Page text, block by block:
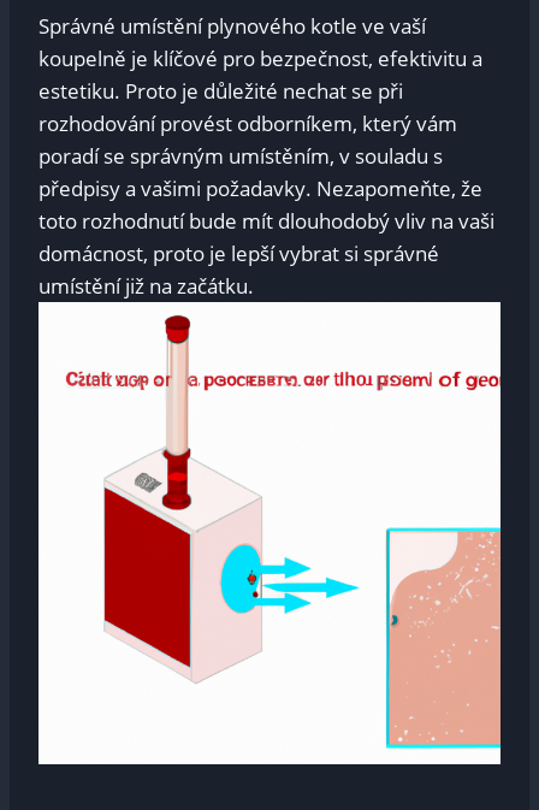
Správné umístění plynového kotle ve vaší
koupelně je klíčové pro bezpečnost, efektivitu a
estetiku. Proto je důležité nechat se při
rozhodování provést odborníkem, který vám
poradí se správným umístěním, v souladu s
předpisy a vašimi požadavky. Nezapomeňte, že
toto rozhodnutí bude mít dlouhodobý vliv na vaši
domácnost, proto je lepší vybrat si správné
umístění již na začátku.